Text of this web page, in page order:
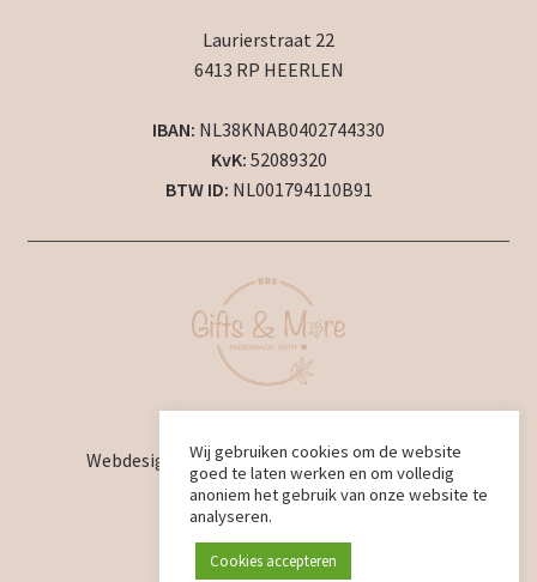
Laurierstraat 22
6413 RP HEERLEN
IBAN: NL38KNAB0402744330
KvK: 52089320
BTW ID: NL001794110B91
Webdesign en ontwikkeling doorBBX Design
Wij gebruiken cookies om de website
goed te laten werken en om volledig
anoniem het gebruik van onze website te
analyseren.
Cookies accepteren